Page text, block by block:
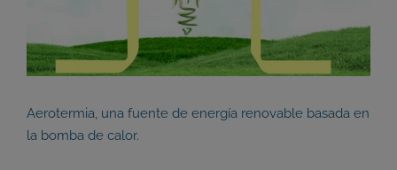
Aerotermia, una fuente de energía renovable basada en
la bomba de calor.